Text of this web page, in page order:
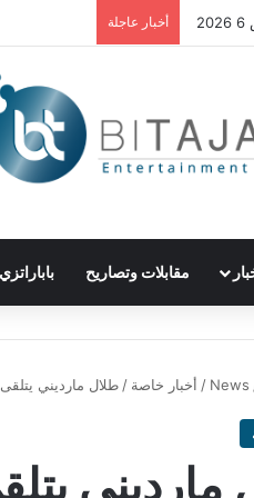
أخبار عاجلة
مقابلات وتصاريح باباراتزي
News
/ أخبار خاصة / طلال مارديني
مارديني